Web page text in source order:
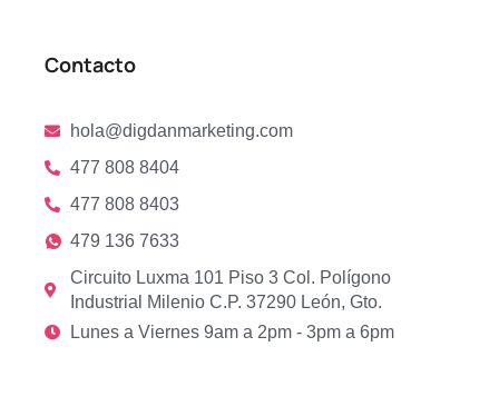
Contacto
hola@digdanmarketing.com
477 808 8404
477 808 8403
479 136 7633
Circuito Luxma 101 Piso 3 Col. Polígono
Industrial Milenio C.P. 37290 León, Gto.
Lunes a Viernes 9am a 2pm - 3pm a 6pm